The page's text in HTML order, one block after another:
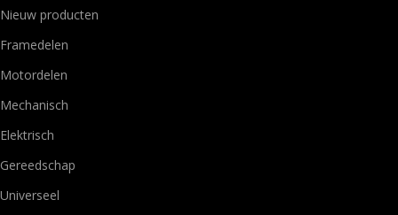
Nieuw producten
Framedelen
Motordelen
Mechanisch
Elektrisch
Gereedschap
Universeel